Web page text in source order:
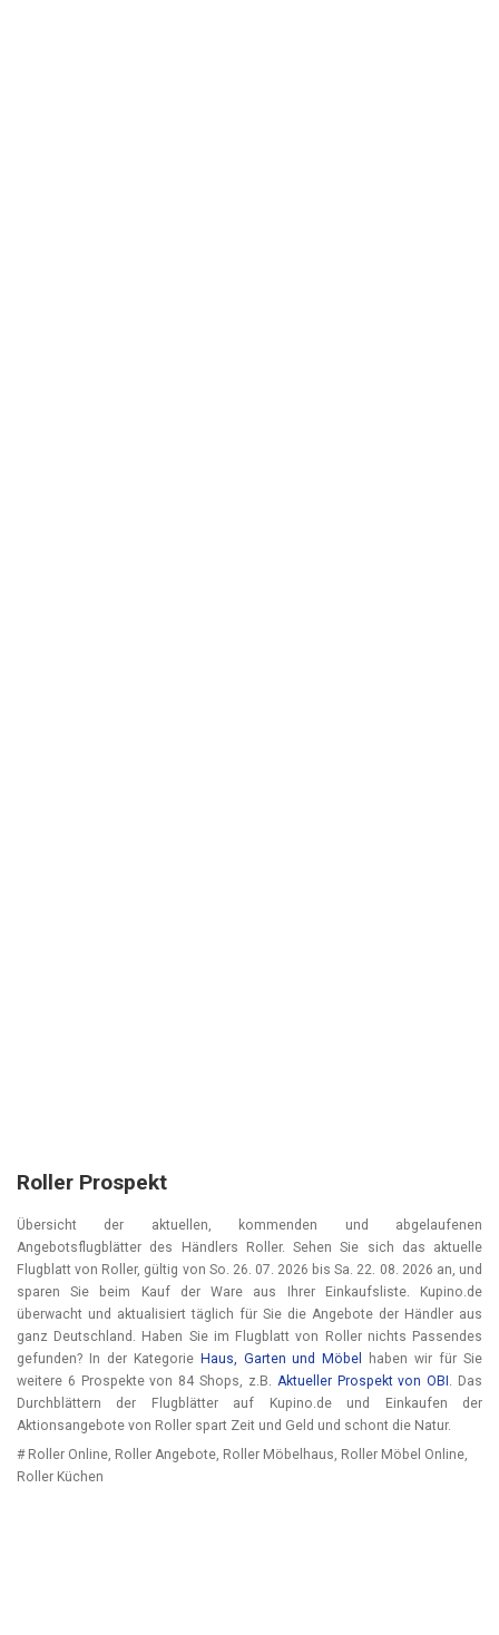
Roller Prospekt
Übersicht der aktuellen, kommenden und abgelaufenen
Angebotsflugblätter des Händlers Roller. Sehen Sie sich das aktuelle
Flugblatt von Roller, gültig von So. 26. 07. 2026 bisSa. 22. 08. 2026 an, und
sparen Sie beim Kauf der Ware aus Ihrer Einkaufsliste. Kupino.de
überwacht und aktualisiert täglich für Sie die Angebote der Händler aus
ganz Deutschland. Haben Sie im Flugblatt von Roller nichts Passendes
gefunden? In der Kategorie Haus, Garten und Möbel
haben wir für Sie
weitere 6 Prospekte von 84 Shops, z.B. Aktueller Prospekt von OBI . Das
Durchblättern der Flugblätter auf Kupino.de und Einkaufen der
Aktionsangebote von Roller spart Zeit und Geld und schont die Natur.
# Roller Online, Roller Angebote, Roller Möbelhaus, Roller Möbel Online,
Roller Küchen